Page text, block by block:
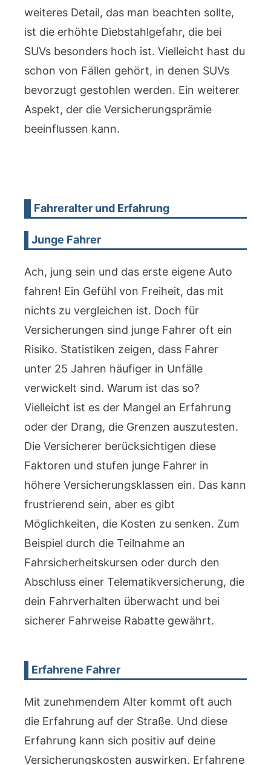
weiteres Detail, das man beachten sollte,
ist die erhöhte Diebstahlgefahr, die bei
SUVs besonders hoch ist. Vielleicht hast du
schon von Fällen gehört, in denen SUVs
bevorzugt gestohlen werden. Ein weiterer
Aspekt, der die Versicherungsprämie
beeinflussen kann.
Fahreralter und Erfahrung
Junge Fahrer
Ach, jung sein und das erste eigene Auto
fahren! Ein Gefühl von Freiheit, das mit
nichts zu vergleichen ist. Doch für
Versicherungen sind junge Fahrer oft ein
Risiko. Statistiken zeigen, dass Fahrer
unter 25 Jahren häufiger in Unfälle
verwickelt sind. Warum ist das so?
Vielleicht ist es der Mangel an Erfahrung
oder der Drang, die Grenzen auszutesten.
Die Versicherer berücksichtigen diese
Faktoren und stufen junge Fahrer in
höhere Versicherungsklassen ein. Das kann
frustrierend sein, aber es gibt
Möglichkeiten, die Kosten zu senken. Zum
Beispiel durch die Teilnahme an
Fahrsicherheitskursen oder durch den
Abschluss einer Telematikversicherung, die
dein Fahrverhalten überwacht und bei
sicherer Fahrweise Rabatte gewährt.
Erfahrene Fahrer
Mit zunehmendem Alter kommt oft auch
die Erfahrung auf der Straße. Und diese
Erfahrung kann sich positiv auf deine
Versicherungskosten auswirken. Erfahrene